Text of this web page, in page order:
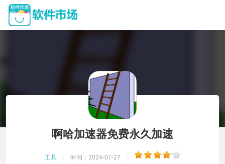
啊哈加速器免费永久加速
工具 时间：2024-07-27